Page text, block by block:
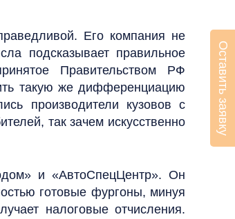
Его компания не
подсказывает правильное
Правительством РФ
такую же дифференциацию
производители кузовов с
так зачем искусственно
и «АвтоСпецЦентр». Он
готовые фургоны, минуя
налоговые отчисления.
Оставить заявку